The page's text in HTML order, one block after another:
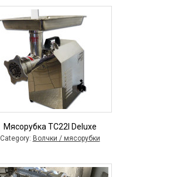
Мясорубка TC22I Deluxe
Category: Волчки / мясорубки